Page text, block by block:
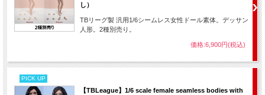
し）
TBリーグ製 汎用1/6シームレス女性ドール素体。デッサン
人形。2種別売り。
価格:6,900円(税込)
PICK UP
【TBLeague】1/6 scale female seamless bodies with